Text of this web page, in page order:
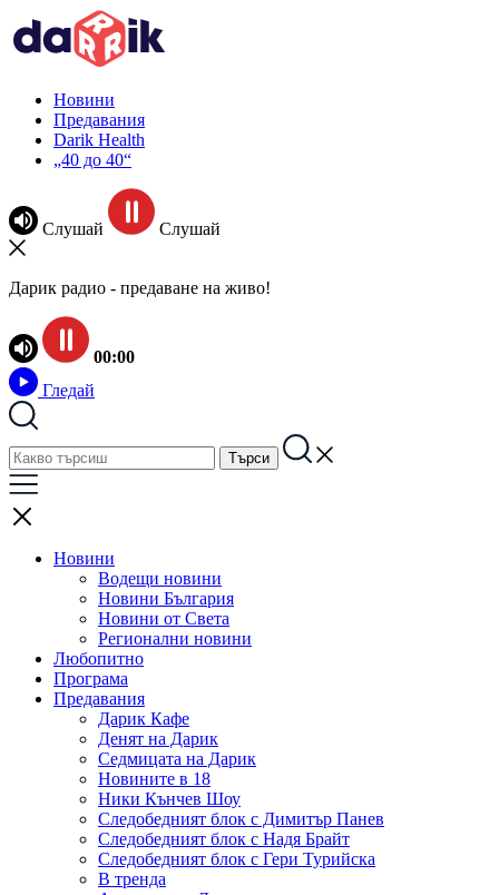
Новини
Предавания
Darik Health
„40 до 40“
Слушай Слушай
Дарик радио - предаване на живо!
00:00
Гледай
Новини
Водещи новини
Новини България
Новини от Света
Регионални новини
Любопитно
Програма
Предавания
Дарик Кафе
Денят на Дарик
Седмицата на Дарик
Новините в 18
Ники Кънчев Шоу
Следобедният блок с Димитър Панев
Следобедният блок с Надя Брайт
Следобедният блок с Гери Турийска
В тренда